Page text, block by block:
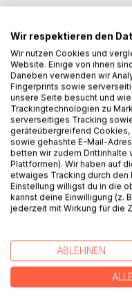
Unter Erleuchtung stellt
irgendwie haben
Indien und verbrauchen
Vor einigen Jahren las
namens Anssi in seiner
Buch. Ohne
war erleuchtet. Von
wusste er, wer er
Gedanken, nicht seine
Aufmerksamkeit, pures
Er durchschaute den
nennen, und erlebte die
Menschen zu helfen,
Menschen beginnen,
Wir respektieren den
Wir nutzen Cookies und
Website. Einige von ihnen
Daneben verwenden wir
Fingerprints sowie
unsere Seite besucht und
Trackingtechnologien zu
serverseitiges Tracking
geräteübergreifend Cookies,
sowie gehashte E-Mail-
betten wir zudem Drittinhalte
Plattformen). Wir haben auf
etwaiges Tracking durch
Einstellung willigst du in die
kannst deine Einwilligung (z.
jederzeit mit Wirkung für die
ABLEHNEN